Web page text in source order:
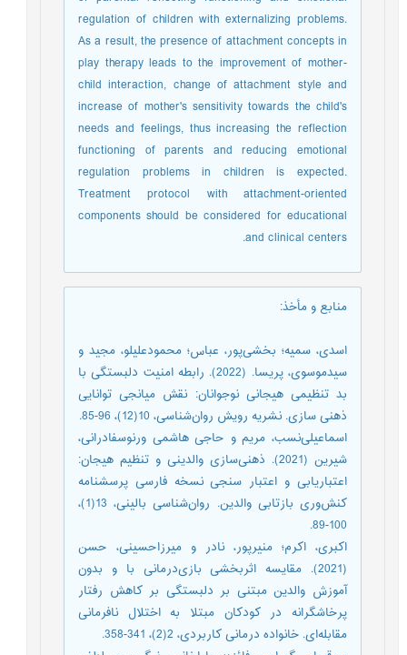
regulation of children with externalizing problems.
As a result, the presence of attachment concepts in
play therapy leads to the improvement of mother-
child interaction, change of attachment style and
increase of mother's sensitivity towards the child's
needs and feelings, thus increasing the reflection
functioning of parents and reducing emotional
regulation problems in children is expected.
Treatment protocol with attachment-oriented
components should be considered for educational
and clinical centers.
منابع و مأخذ:
اسدی، سمیه؛ بخشی‌پور، عباس؛ محمودعلیلو، مجید و
سیدموسوی، پریسا. (2022). رابطه امنیت دلبستگی با
بد تنظیمی هیجانی نوجوانان: نقش میانجی توانایی
ذهنی سازی. نشریه رویش روان‌شناسی، 10(12)، 96-85.
اسماعیلی‌نسب، مریم و حاجی هاشمی ورنوسفادرانی،
شیرین (2021). ذهنی‌سازی والدینی و تنظیم هیجان:
اعتباریابی و ‌اعتبار سنجی نسخه فارسی پرسشنامه
کنش‌وری بازتابی والدین. روان‌شناسی بالینی، 13(1)،
100-89.
اکبری، اکرم؛ منیرپور، نادر و میرزاحسینی، حسن
(2021). مقایسه اثربخشی بازی‌درمانی با و بدون
آموزش والدین مبتنی بر دلبستگی بر کاهش رفتار
پرخاشگرانه در کودکان مبتلا به اختلال نافرمانی
مقابله‌ای. خانواده درمانی کاربردی، 2(2)، 341-358.